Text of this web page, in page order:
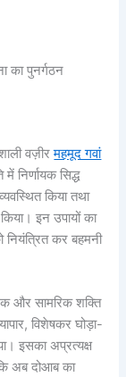
का पुनर्गठन
वज़ीरमहमूद गवां
सिद्ध
किया तथा
इन उपायों का
कर बहमनी
और सामरिक शक्ति
विशेषकर घोड़ा-
इसका अप्रत्यक्ष
अब दोआब का